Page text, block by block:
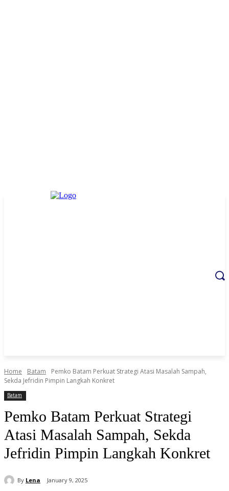
Home Batam
Pemko Batam Perkuat Strategi Atasi Masalah Sampah,
Sekda Jefridin Pimpin Langkah Konkret
Batam
Pemko Batam Perkuat Strategi
Atasi Masalah Sampah, Sekda
Jefridin Pimpin Langkah Konkret
By Lena January 9, 2025